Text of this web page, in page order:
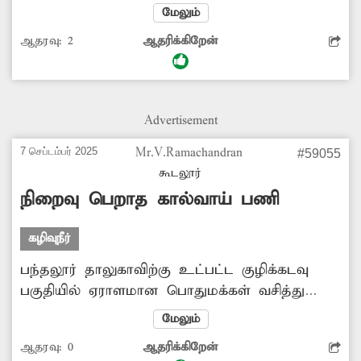
நிறுவனங்களின் ஓரத்தில் கழிவுநீர் கால்வாய்
உள்ளது. இந்த கால்வாயில் பல இடங்களில்
அடைப்பு ஏற்பட்டு இருக்கிறது. இதனால்
கழிவுநீர் சாலையில் ஆறு போல் வழிந்து
தூர்வார நகராட்சி நிர்வாகம் நடவடிக்கை எடுக்க
மேலும்
ஆதரவு: 2 ஆதரிக்கிறேன்
Advertisement
7 செப்டம்பர் 2025
Mr.V.Ramachandran
கூடலூர்
#59055
நிறைவு பெறாத கால்வாய் பணி
கழிவுநீர்
பந்தலூர் தாலுகாவிற்கு உட்பட்ட குழிக்கடவு
பகுதியில் ஏராளமான பொதுமக்கள் வசித்து
வருகின்றனர். இங்குள்ள சாலையானது
சன்னகொல்லி, தட்டாம்பாறை பகுதிகளுக்கு
செல்லும் இணைப்பு சாலையாக உள்ளது. இந்த
மேலும்
ஆதரவு: 0 ஆதரிக்கிறேன்